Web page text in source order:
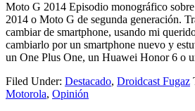
Moto G 2014 Episodio monográfico
2014 o Moto G de segunda generación.
cambiar de smartphone, usando mi
cambiarlo por un smartphone nuevo y
un One Plus One, un Huawei Honor 6
Filed Under: Destacado, Droidcast Fugaz
Motorola, Opinión